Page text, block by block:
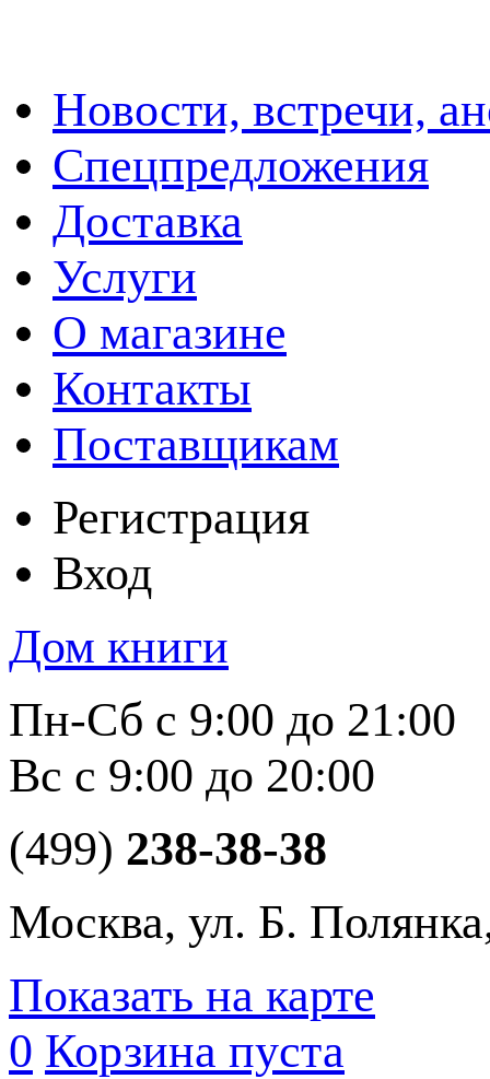
Новости, встречи,
Спецпредложения
Доставка
Услуги
О магазине
Контакты
Поставщикам
Регистрация
Вход
Дом книги
Пн-Сб с 9:00 до 21:00
Вс с 9:00 до 20:00
(499) 238-38-38
Москва, ул. Б.
Показать на карте
0 Корзина пуста